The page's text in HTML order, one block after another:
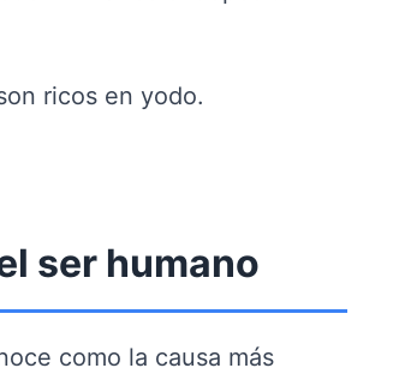
ricos en yodo.
ser humano
como la causa más